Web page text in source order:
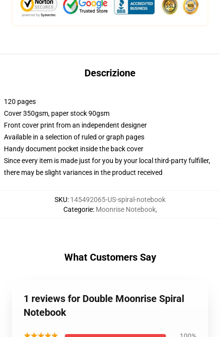
Descrizione
120 pages
Cover 350gsm, paper stock 90gsm
Front cover print from an independent designer
Available in a selection of ruled or graph pages
Handy document pocket inside the back cover
Since every item is made just for you by your local third-party fulfiller,
there may be slight variances in the product received
SKU: 145492065-US-spiral-notebook
Categorie: Moonrise Notebook,
What Customers Say
1 reviews for Double Moonrise Spiral
Notebook